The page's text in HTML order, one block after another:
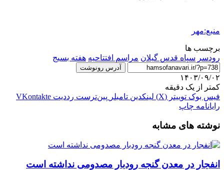
منبع:مهر
برچسب ها
رودسر سپاه قدس گیلان مراسم افتتاحیه هفته بسیج
آدرس رونوشت
۱۴۰۳/۰۹/۰۲
کمتر از یک دقیقه
فیس بوک توییتر (X) لینکدین ‫تامبلر ‫پین‌ترست ‫رددیت ‫VKontakte
رایانامه چاپ
نوشته های مشابه
انفجار در معدن گنجه رودبار مصدومی نداشته است